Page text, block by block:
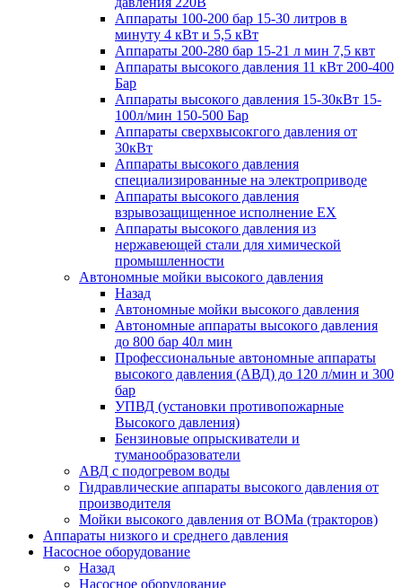
Аппараты 100-200 бар 15-30 литров в
минуту 4 кВт и 5,5 кВт
Аппараты 200-280 бар 15-21 л мин 7,5 квт
Аппараты высокого давления 11 кВт 200-400
Бар
Аппараты высокого давления 15-30кВт 15-
100л/мин 150-500 Бар
Аппараты сверхвысокгого давления от
30кВт
Аппараты высокого давления
специализированные на электроприводе
Аппараты высокого давления
взрывозащищенное исполнение EX
Аппараты высокого давления из
нержавеющей стали для химической
промышленности
Автономные мойки высокого давления
Назад
Автономные мойки высокого давления
Автономные аппараты высокого давления
до 800 бар 40л мин
Профессиональные автономные аппараты
высокого давления (АВД) до 120 л/мин и 300
бар
УПВД (установки противопожарные
Высокого давления)
Бензиновые опрыскиватели и
туманообразователи
АВД с подогревом воды
Гидравлические аппараты высокого давления от
производителя
Мойки высокого давления от ВОМа (тракторов)
Аппараты низкого и среднего давления
Насосное оборудование
Назад
Насосное оборудование